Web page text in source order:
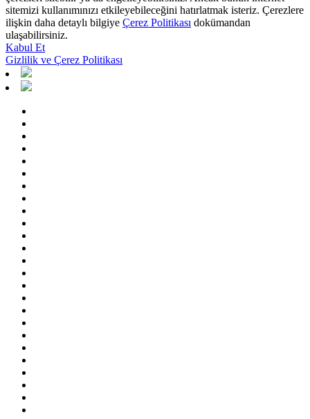
sitemizi kullanımınızı etkileyebileceğini hatırlatmak isteriz. Çerezlere
ilişkin daha detaylı bilgiye Çerez Politikası dokümandan
ulaşabilirsiniz.
Kabul Et
Gizlilik ve Çerez Politikası